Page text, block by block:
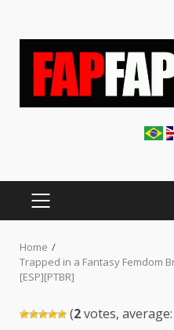
PRIMARY
MENU
Home
Trapped in a Fantasy Femdom
[ESP][PTBR]
(2votes, average: